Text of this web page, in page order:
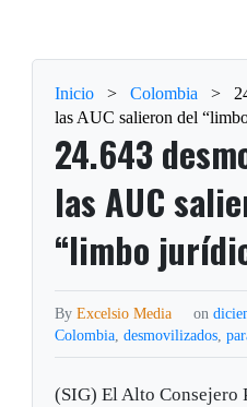
Inicio > Colombia >
las AUC salieron del
24.643
las AUC
“limbo
ByExcelsio Media on
Colombia,desmovilizados,
(SIG) El Alto Consejero